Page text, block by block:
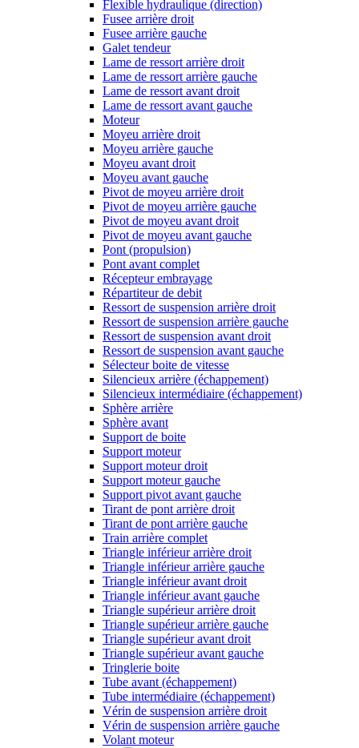
Flexible hydraulique (direction)
Fusee arrière droit
Fusee arrière gauche
Galet tendeur
Lame de ressort arrière droit
Lame de ressort arrière gauche
Lame de ressort avant droit
Lame de ressort avant gauche
Moteur
Moyeu arrière droit
Moyeu arrière gauche
Moyeu avant droit
Moyeu avant gauche
Pivot de moyeu arrière droit
Pivot de moyeu arrière gauche
Pivot de moyeu avant droit
Pivot de moyeu avant gauche
Pont (propulsion)
Pont avant complet
Récepteur embrayage
Répartiteur de debit
Ressort de suspension arrière droit
Ressort de suspension arrière gauche
Ressort de suspension avant droit
Ressort de suspension avant gauche
Sélecteur boite de vitesse
Silencieux arrière (échappement)
Silencieux intermédiaire (échappement)
Sphère arrière
Sphère avant
Support de boite
Support moteur
Support moteur droit
Support moteur gauche
Support pivot avant gauche
Tirant de pont arrière droit
Tirant de pont arrière gauche
Train arrière complet
Triangle inférieur arrière droit
Triangle inférieur arrière gauche
Triangle inférieur avant droit
Triangle inférieur avant gauche
Triangle supérieur arrière droit
Triangle supérieur arrière gauche
Triangle supérieur avant droit
Triangle supérieur avant gauche
Tringlerie boite
Tube avant (échappement)
Tube intermédiaire (échappement)
Vérin de suspension arrière droit
Vérin de suspension arrière gauche
Volant moteur